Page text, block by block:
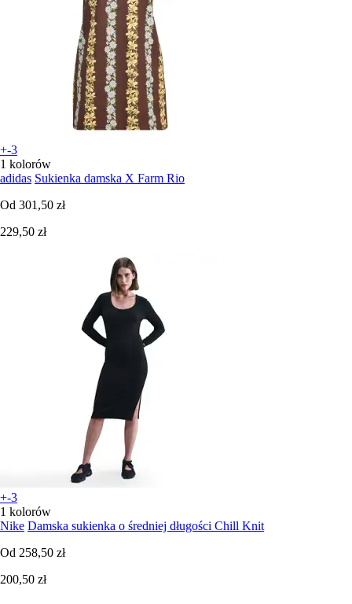
+-3
1 kolorów
adidas Sukienka damska X Farm Rio
Od 301,50 zł
229,50 zł
+-3
1 kolorów
Nike Damska sukienka o średniej długości Chill Knit
Od 258,50 zł
200,50 zł